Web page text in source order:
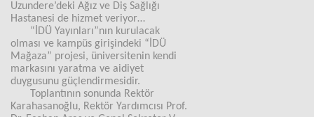
Uzundere’deki Ağız ve Diş Sağlığı
Hastanesi de hizmet veriyor…
“İDÜ Yayınları”nın kurulacak
olması ve kampüs girişindeki “İDÜ
Mağaza” projesi, üniversitenin kendi
markasını yaratma ve aidiyet
duygusunu güçlendirmesidir.
Toplantının sonunda Rektör
Karahasanoğlu, Rektör Yardımcısı Prof.